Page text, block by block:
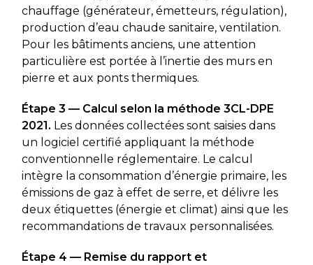
chauffage (générateur, émetteurs, régulation),
production d’eau chaude sanitaire, ventilation.
Pour les bâtiments anciens, une attention
particulière est portée à l’inertie des murs en
pierre et aux ponts thermiques.
Étape 3 — Calcul selon la méthode 3CL-DPE
2021. Les données collectées sont saisies dans
un logiciel certifié appliquant la méthode
conventionnelle réglementaire. Le calcul
intègre la consommation d’énergie primaire, les
émissions de gaz à effet de serre, et délivre les
deux étiquettes (énergie et climat) ainsi que les
recommandations de travaux personnalisées.
Étape 4 — Remise du rapport et